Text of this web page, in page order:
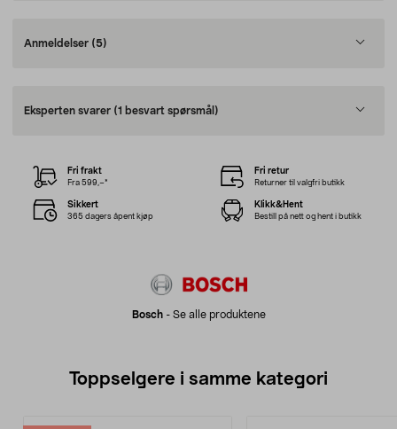
Anmeldelser (5)
Eksperten svarer (1 besvart spørsmål)
Bosch- Se alle produktene
Fri frakt
Fra 599,–*
Fri retur
Returner til valgfri butikk
Sikkert
365 dagers åpent kjøp
Klikk&Hent
Bestill på nett og hent i butikk
Toppselgere i samme kategori